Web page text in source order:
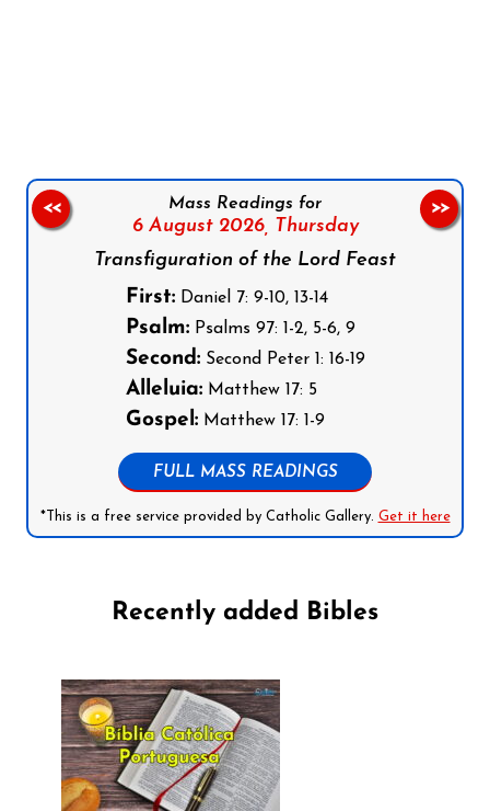
Mass Readings for
6 August 2026, Thursday
Transfiguration of the Lord Feast
First:Daniel 7: 9-10, 13-14
Psalm:Psalms 97: 1-2, 5-6, 9
Second:Second Peter 1: 16-19
Alleluia:Matthew 17: 5
Gospel:Matthew 17: 1-9
FULL MASS READINGS
*This is a free service provided by Catholic Gallery. Get it here
<< >>
Recently added Bibles